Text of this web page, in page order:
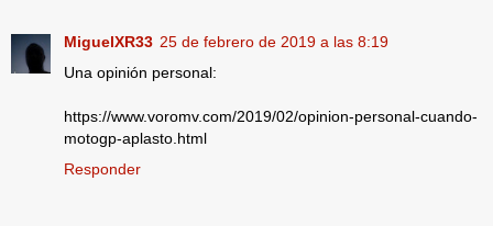
MiguelXR33 25 de febrero de 2019 a las 8:19
Una opinión personal:
https://www.voromv.com/2019/02/opinion-personal-cuando-
motogp-aplasto.html
Responder